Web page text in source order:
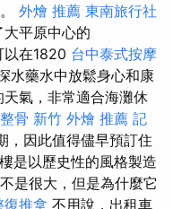
外燴 推薦 東南旅行社
平原中心的
以在1820 台中泰式按摩
水藥水中放鬆身心和康
氣，非常適合海灘休
骨 新竹 外燴 推薦 記
，因此值得儘早預訂住
是以歷史性的風格製造
是很大，但是為什麼它
復推拿 不用說，出租車